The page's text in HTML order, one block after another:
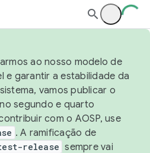
ao nosso modelo de
e garantir a estabilidade da
vamos publicar o
segundo e quarto
com o AOSP, use
. A ramificação de
release sempre vai